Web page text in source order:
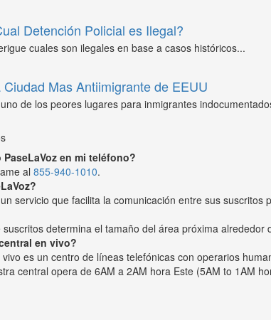
Detención Policial es Ilegal?
cuales son ilegales en base a casos históricos...
Ciudad Mas Antiimigrante de EEUU
de los peores lugares para inmigrantes
en mi teléfono?
al 855-940-1010.
servicio que facilita la comunicación entre sus
suscritos determina el tamaño del área próxima
en vivo?
es un centro de líneas telefónicas con operarios
central opera de 6AM a 2AM hora Este (5AM to 1AM